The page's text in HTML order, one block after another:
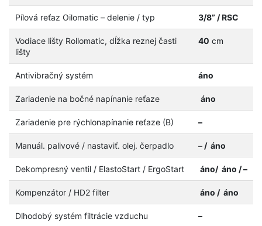
Pílová reťaz Oilomatic – delenie / typ 3/8” / RSC
Vodiace lišty Rollomatic, dĺžka reznej časti
lišty
40 cm
Antivibračný systém áno
Zariadenie na bočné napínanie reťaze áno
Zariadenie pre rýchlonapínanie reťaze (B) –
Manuál. palivové / nastaviť. olej. čerpadlo – / áno
Dekompresný ventil / ElastoStart / ErgoStart áno/ áno / –
Kompenzátor / HD2 filter áno / áno
Dlhodobý systém filtrácie vzduchu –